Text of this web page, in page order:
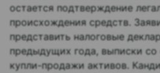
остается подтверждение
происхождения средств.
представить налоговые
предыдущих года, выписки
купли-продажи активов.